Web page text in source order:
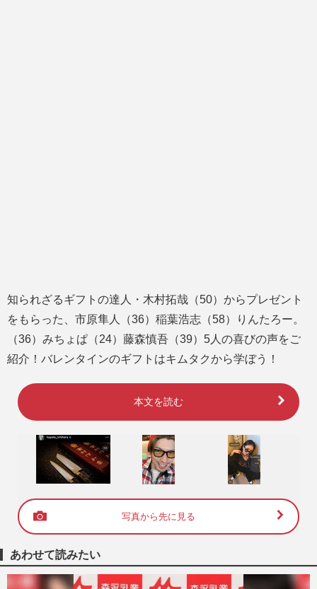
知られざるギフトの達人・木村拓哉（50）からプレゼント
をもらった、市原隼人（36）稲葉浩志（58）りんたろー。
（36）みちょぱ（24）藤森慎吾（39）5人の喜びの声をご
紹介！バレンタインのギフトはキムタクから学ぼう！
本文を読む
写真から先に見る
あわせて読みたい